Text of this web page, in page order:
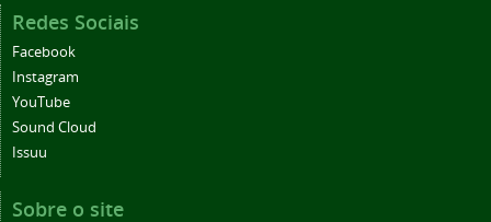
Redes Sociais
Facebook
Instagram
YouTube
Sound Cloud
Issuu
Sobre o site